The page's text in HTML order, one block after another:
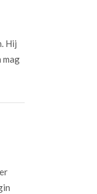
Hij
mag